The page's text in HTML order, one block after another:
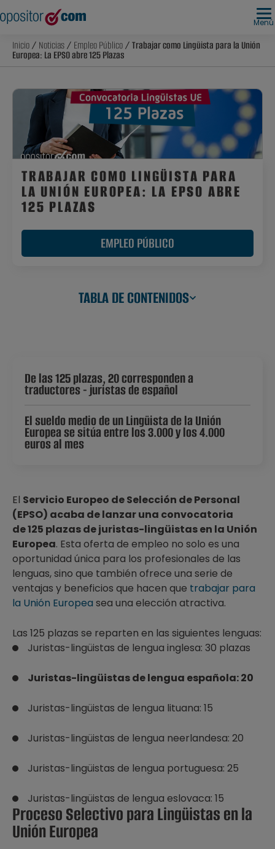
Menú
Inicio/ Noticias/ Empleo Público/ Trabajar como Lingüista para la Unión
Europea: La EPSO abre 125 Plazas
TRABAJAR COMO LINGÜISTA PARA
LA UNIÓN EUROPEA: LA EPSO ABRE
125 PLAZAS
EMPLEO PÚBLICO
TABLA DE CONTENIDOS
De las 125 plazas, 20 corresponden a
traductores - juristas de español
El sueldo medio de un Lingüista de la Unión
Europea se sitúa entre los 3.000 y los 4.000
euros al mes
El Servicio Europeo de Selección de Personal
(EPSO) acaba de lanzar una convocatoria
de 125 plazas de juristas-lingüistas en la Unión
Europea. Esta oferta de empleo no solo es una
oportunidad única para los profesionales de las
lenguas, sino que también ofrece una serie de
ventajas y beneficios que hacen que trabajar para
la Unión Europea sea una elección atractiva.
Las 125 plazas se reparten en las siguientes lenguas:
Juristas-lingüistas de lengua inglesa: 30 plazas
Juristas-lingüistas de lengua española: 20
Juristas-lingüistas de lengua lituana: 15
Juristas-lingüistas de lengua neerlandesa: 20
Juristas-lingüistas de lengua portuguesa: 25
Juristas-lingüistas de lengua eslovaca: 15
Proceso Selectivo para Lingüistas en la
Unión Europea